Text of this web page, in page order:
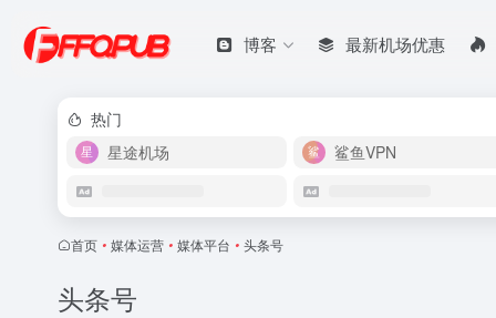
博客 最新机场优惠
热门
星途机场
鲨鱼VPN
首页 • 媒体运营 • 媒体平台 • 头条号
头条号